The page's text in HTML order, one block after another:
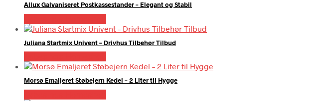
Allux Galvaniseret Postkassestander – Elegant og Stabil
Juliana Startmix Univent – Drivhus Tilbehør Tilbud
Morsø Emaljeret Støbejern Kedel – 2 Liter til Hygge